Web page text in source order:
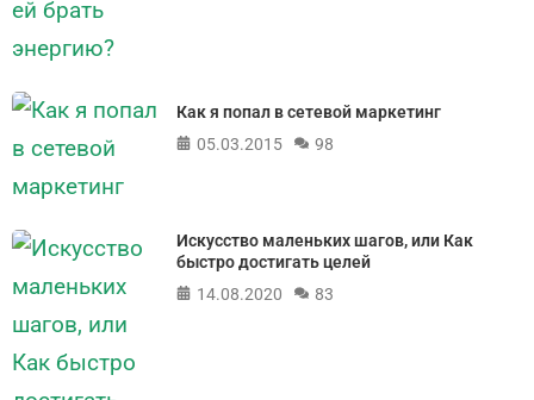
Как я попал в сетевой маркетинг
05.03.2015
98
Искусство маленьких шагов, или Как
быстро достигать целей
14.08.2020
83